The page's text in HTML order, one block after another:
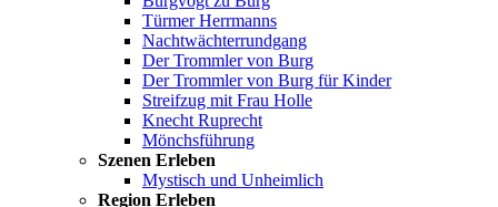
Türmer Herrmanns
Nachtwächterrundgang
Der Trommler von Burg
Der Trommler von Burg für Kinder
Streifzug mit Frau Holle
Knecht Ruprecht
Mönchsführung
Szenen Erleben
Mystisch und Unheimlich
Region Erleben